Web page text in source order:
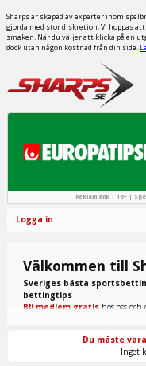
Sharps är skapad av experter inom
gjorda med stor diskretion. Vi hoppas
smaken. När du väljer att klicka på en
dock utan någon kostnad från din sida.
Reklamlänk | 18+ |
Logga in
Välkommen till
Sveriges bästa
bettingtips
Bli medlem gratis hos oss
skriva inlägg, ta del av spel
Du måste
Inget